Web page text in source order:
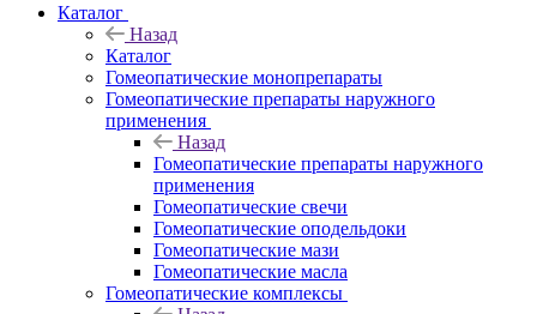
Каталог
Назад
Каталог
Гомеопатические монопрепараты
Гомеопатические препараты наружного
применения
Назад
Гомеопатические препараты наружного
применения
Гомеопатические свечи
Гомеопатические оподельдоки
Гомеопатические мази
Гомеопатические масла
Гомеопатические комплексы